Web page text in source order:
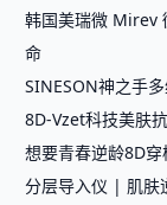
韩国美瑞微 Mirev
命
SINESON神之手
8D-Vzet科技美肤
想要青春逆龄8D
分层导入仪 | 肌肤